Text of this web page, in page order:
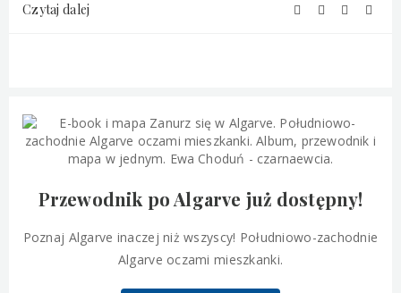
Czytaj dalej
Przewodnik po Algarve już dostępny!
Poznaj Algarve inaczej niż wszyscy! Południowo-zachodnie
Algarve oczami mieszkanki.